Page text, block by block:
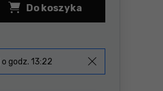
Do koszyka
o godz. 13:22